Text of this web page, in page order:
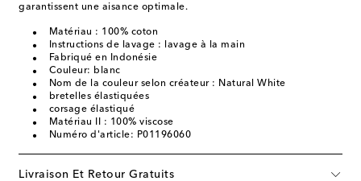
garantissent une aisance optimale.
Matériau : 100% coton
Instructions de lavage : lavage à la main
Fabriqué en Indonésie
Couleur: blanc
Nom de la couleur selon créateur : Natural White
bretelles élastiquées
corsage élastiqué
Matériau II : 100% viscose
Numéro d'article: P01196060
Livraison Et Retour Gratuits